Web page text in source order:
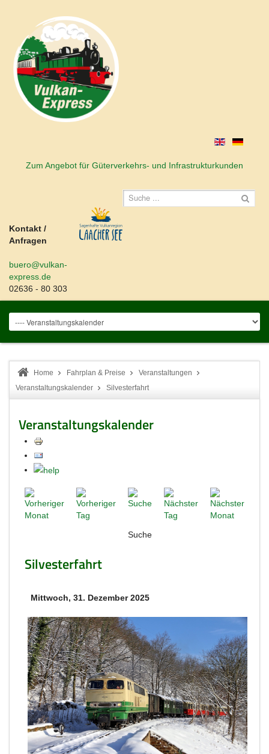
Zum Angebot für Güterverkehrs- und Infrastrukturkunden
Kontakt /
Anfragen
buero@vulkan-
express.de
02636 - 80 303
Home Fahrplan & Preise
Veranstaltungen
Veranstaltungskalender
Silvesterfahrt
Veranstaltungskalender
Suche
Silvesterfahrt
Mittwoch, 31. Dezember 2025